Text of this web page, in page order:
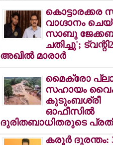
കൊട്ടാരക്കര
വാഗ്ദാനം
സാബു
ചതിച്ചു';
അഖില്‍ മാരാര്‍
മൈക്രോ
സഹായം
കുടുംബശ്രീ
ഓഫീസില്‍
ദുരിതബാധിതരുടെ
കരൂര്‍ ദുരന്തം: